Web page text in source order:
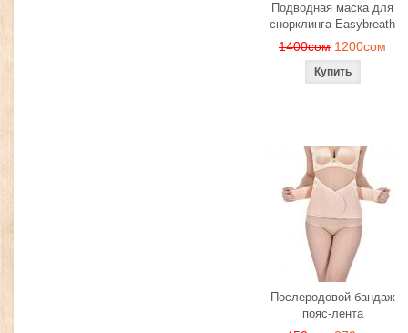
Подводная маска для
снорклинга Easybreath
1400сом 1200сом
Послеродовой бандаж
пояс-лента